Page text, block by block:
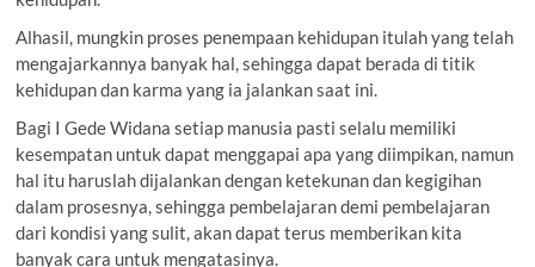
Alhasil, mungkin proses penempaan kehidupan itulah yang telah
mengajarkannya banyak hal, sehingga dapat berada di titik
kehidupan dan karma yang ia jalankan saat ini.
Bagi I Gede Widana setiap manusia pasti selalu memiliki
kesempatan untuk dapat menggapai apa yang diimpikan, namun
hal itu haruslah dijalankan dengan ketekunan dan kegigihan
dalam prosesnya, sehingga pembelajaran demi pembelajaran
dari kondisi yang sulit, akan dapat terus memberikan kita
banyak cara untuk mengatasinya.